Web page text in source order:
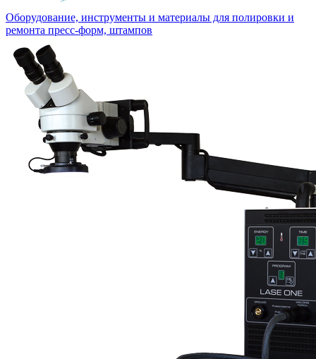
Оборудование, инструменты и материалы для полировки и
ремонта пресс-форм, штампов